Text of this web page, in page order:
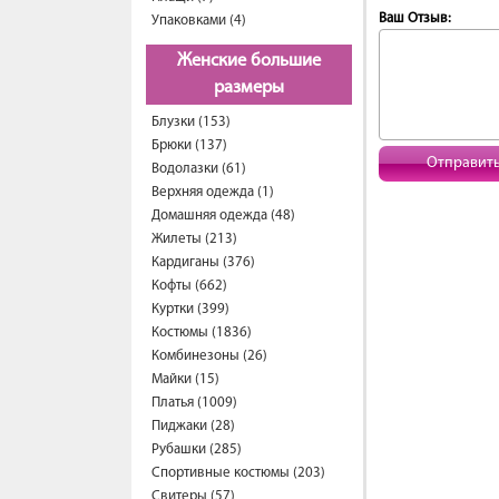
Упаковками (4)
Женские большие
размеры
Блузки (153)
Брюки (137)
Водолазки (61)
Верхняя одежда (1)
Домашняя одежда (48)
Жилеты (213)
Кардиганы (376)
Кофты (662)
Куртки (399)
Костюмы (1836)
Комбинезоны (26)
Майки (15)
Платья (1009)
Пиджаки (28)
Рубашки (285)
Спортивные костюмы (203)
Ваш Отзыв: